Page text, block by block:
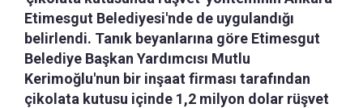
Etimesgut Belediyesi'nde de uygulandığı
belirlendi. Tanık beyanlarına göre Etimesgut
Belediye Başkan Yardımcısı Mutlu
Kerimoğlu'nun bir inşaat firması tarafından
çikolata kutusu içinde 1,2 milyon dolar rüşvet